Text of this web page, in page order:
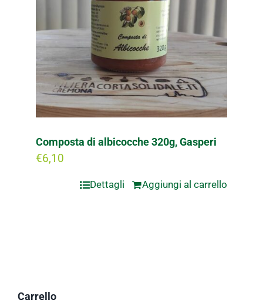
Composta di albicocche 320g, Gasperi
€6,10
Aggiungi al carrello
Dettagli
Carrello